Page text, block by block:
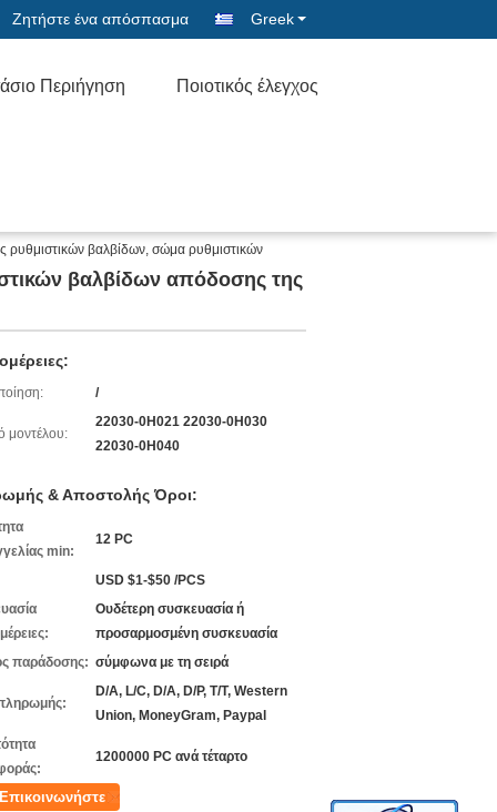
Ζητήστε ένα απόσπασμα Greek
Περιήγηση Ποιοτικός έλεγχος
ρυθμιστικών βαλβίδων, σώμα ρυθμιστικών
βαλβίδων απόδοσης της
/
μοντέλου:
22030-0H021 22030-0H030
22030-0H040
& Αποστολής Όροι:
min:
12 PC
USD $1-$50 /PCS
Ουδέτερη συσκευασία ή
προσαρμοσμένη συσκευασία
παράδοσης: σύμφωνα με τη σειρά
D/A, L/C, D/A, D/P, T/T, Western
Union, MoneyGram, Paypal
1200000 PC ανά τέταρτο
Επικοινωνήστε